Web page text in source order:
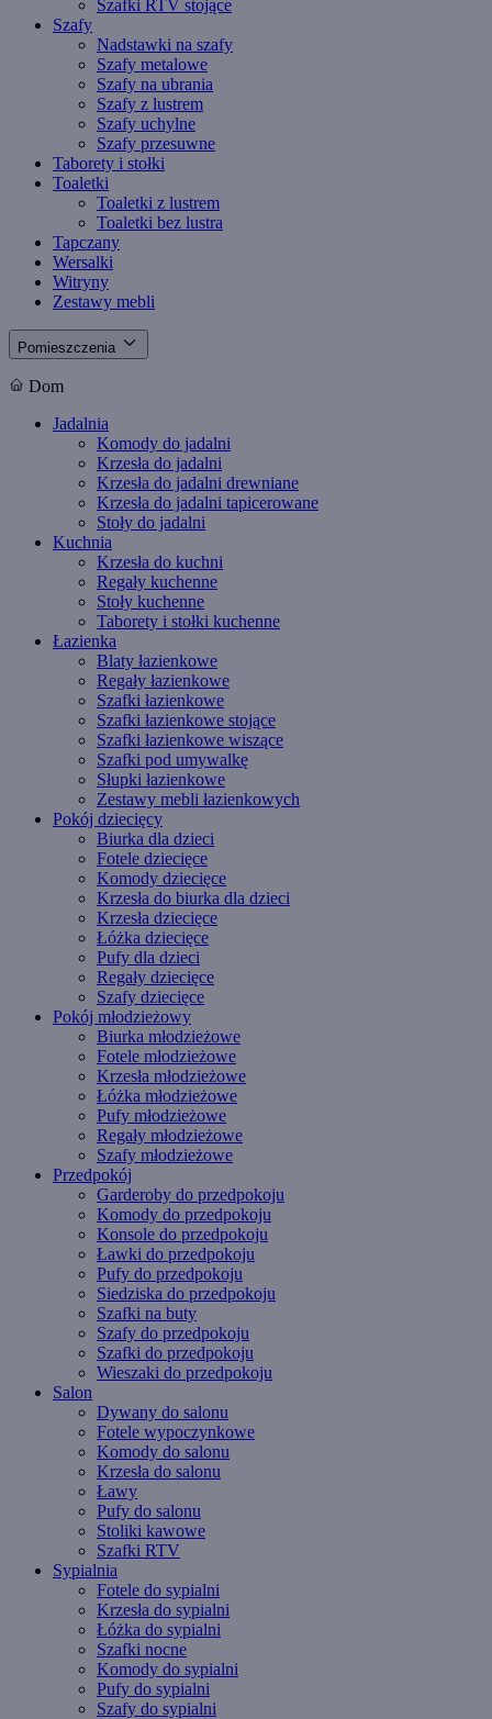
Szafki RTV stojące
Szafy
Nadstawki na szafy
Szafy metalowe
Szafy na ubrania
Szafy z lustrem
Szafy uchylne
Szafy przesuwne
Taborety i stołki
Toaletki
Toaletki z lustrem
Toaletki bez lustra
Tapczany
Wersalki
Witryny
Zestawy mebli
Pomieszczenia
Dom
Jadalnia
Komody do jadalni
Krzesła do jadalni
Krzesła do jadalni drewniane
Krzesła do jadalni tapicerowane
Stoły do jadalni
Kuchnia
Krzesła do kuchni
Regały kuchenne
Stoły kuchenne
Taborety i stołki kuchenne
Łazienka
Blaty łazienkowe
Regały łazienkowe
Szafki łazienkowe
Szafki łazienkowe stojące
Szafki łazienkowe wiszące
Szafki pod umywalkę
Słupki łazienkowe
Zestawy mebli łazienkowych
Pokój dziecięcy
Biurka dla dzieci
Fotele dziecięce
Komody dziecięce
Krzesła do biurka dla dzieci
Krzesła dziecięce
Łóżka dziecięce
Pufy dla dzieci
Regały dziecięce
Szafy dziecięce
Pokój młodzieżowy
Biurka młodzieżowe
Fotele młodzieżowe
Krzesła młodzieżowe
Łóżka młodzieżowe
Pufy młodzieżowe
Regały młodzieżowe
Szafy młodzieżowe
Przedpokój
Garderoby do przedpokoju
Komody do przedpokoju
Konsole do przedpokoju
Ławki do przedpokoju
Pufy do przedpokoju
Siedziska do przedpokoju
Szafki na buty
Szafy do przedpokoju
Szafki do przedpokoju
Wieszaki do przedpokoju
Salon
Dywany do salonu
Fotele wypoczynkowe
Komody do salonu
Krzesła do salonu
Ławy
Pufy do salonu
Stoliki kawowe
Szafki RTV
Sypialnia
Fotele do sypialni
Krzesła do sypialni
Łóżka do sypialni
Szafki nocne
Komody do sypialni
Pufy do sypialni
Szafy do sypialni